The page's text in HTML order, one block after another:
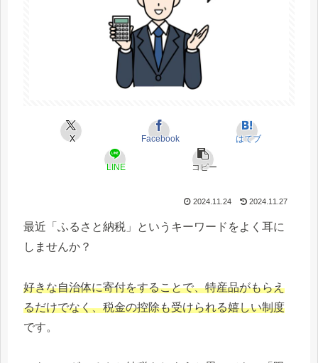
X Facebook はてブ
LINE コピー
2024.11.24 2024.11.27
最近「ふるさと納税」というキーワードをよく耳に
しませんか？
好きな自治体に寄付をすることで、特産品がもらえ
るだけでなく、税金の控除も受けられる嬉しい制度
です。